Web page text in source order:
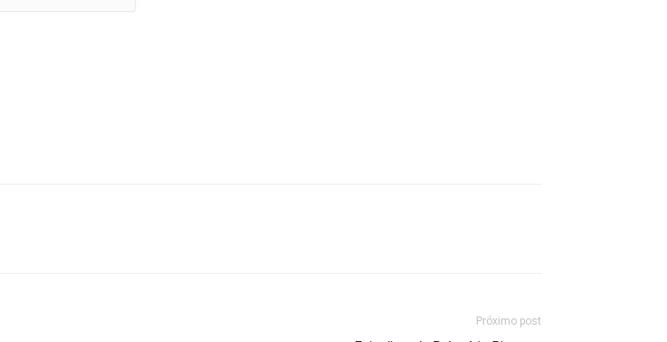
Próximo post